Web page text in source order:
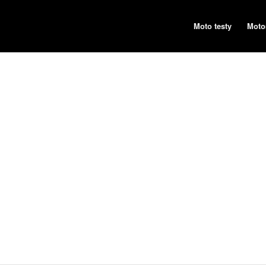
Moto testy